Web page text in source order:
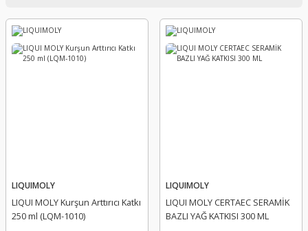
LIQUIMOLY
LIQUI MOLY Kurşun Arttırıcı Katkı
250 ml (LQM-1010)
LIQUIMOLY
LIQUI MOLY CERTAEC SERAMİK
BAZLI YAĞ KATKISI 300 ML